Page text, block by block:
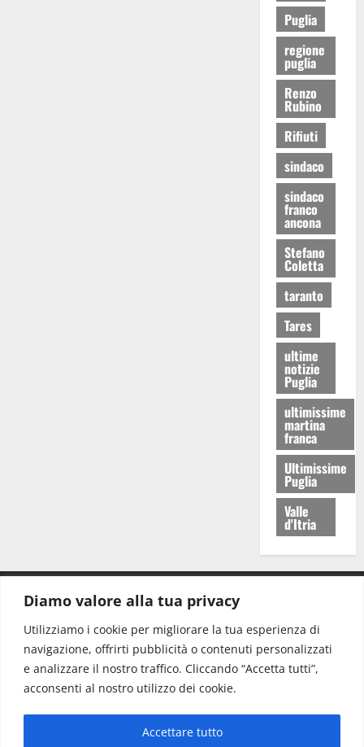
Diamo valore alla tua privacy
Utilizziamo i cookie per migliorare la tua esperienza di
navigazione, offrirti pubblicità o contenuti personalizzati
e analizzare il nostro traffico. Cliccando “Accetta tutti”,
acconsenti al nostro utilizzo dei cookie.
Accettare tutto
Puglia
regione
puglia
Renzo
Rubino
Rifiuti
sindaco
sindaco
franco
ancona
Stefano
Coletta
taranto
Tares
ultime
notizie
Puglia
ultimissime
martina
franca
Ultimissime
Puglia
Valle
d'Itria
Redazione: redazione@www.martinasera.it
Direttore:direttore@www.martinasera.it
Info & Commerciale:info@www.martinasera.it